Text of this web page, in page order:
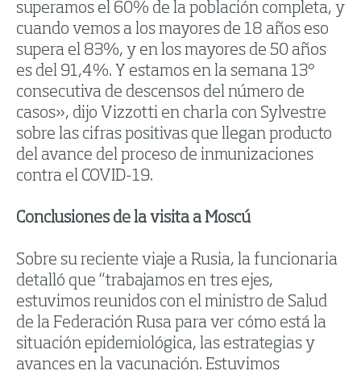
superamos el 60% de la población completa, y
cuando vemos a los mayores de 18 años eso
supera el 83%, y en los mayores de 50 años
es del 91,4%. Y estamos en la semana 13°
consecutiva de descensos del número de
casos», dijo Vizzotti en charla con Sylvestre
sobre las cifras positivas que llegan producto
del avance del proceso de inmunizaciones
contra el COVID-19.
Conclusiones de la visita a Moscú
Sobre su reciente viaje a Rusia, la funcionaria
detalló que “trabajamos en tres ejes,
estuvimos reunidos con el ministro de Salud
de la Federación Rusa para ver cómo está la
situación epidemiológica, las estrategias y
avances en la vacunación. Estuvimos